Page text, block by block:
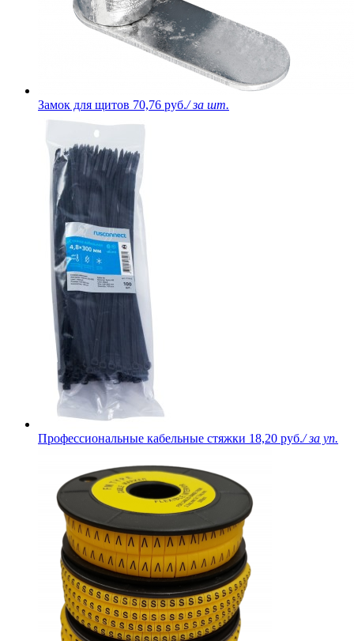
Замок для щитов 70,76 руб./ за шт.
Профессиональные кабельные стяжки 18,20 руб./ за уп.